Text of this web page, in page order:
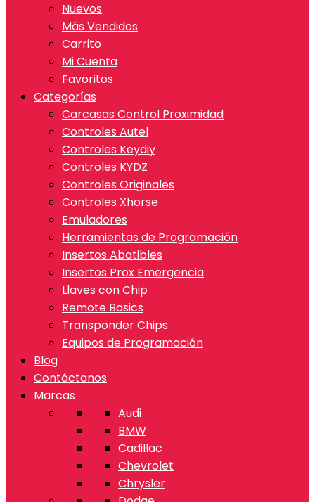
Nuevos
Más Vendidos
Carrito
Mi Cuenta
Favoritos
Categorías
Carcasas Control Proximidad
Controles Autel
Controles Keydiy
Controles KYDZ
Controles Originales
Controles Xhorse
Emuladores
Herramientas de Programación
Insertos Abatibles
Insertos Prox Emergencia
Llaves con Chip
Remote Basics
Transponder Chips
Equipos de Programación
Blog
Contáctanos
Marcas
Audi
BMW
Cadillac
Chevrolet
Chrysler